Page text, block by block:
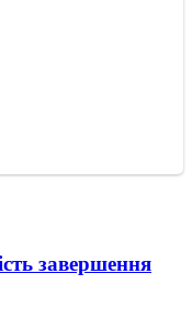
завершення